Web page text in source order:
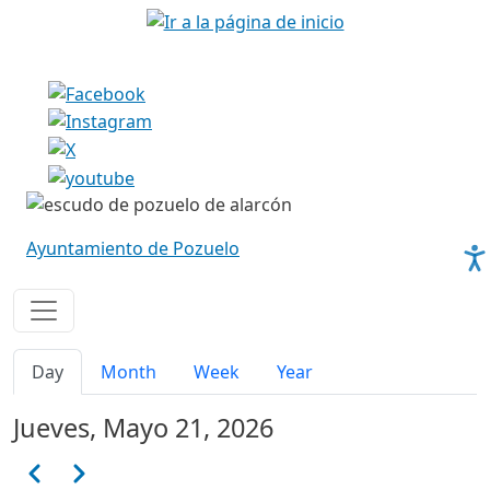
Pasar al contenido principal
Imagen
Imagen
Ayuntamiento de Pozuelo
Solapas principales
Day Month Week Year
Jueves, Mayo 21, 2026
Paginación
AnteriorSiguiente